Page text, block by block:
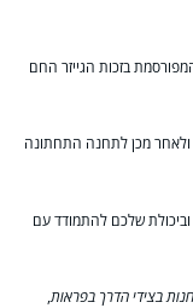
בזכות הגייזר החם
מכן לתחנה התחתונה
שלכם להתמודד עם
בצידי הדרך בפראות,